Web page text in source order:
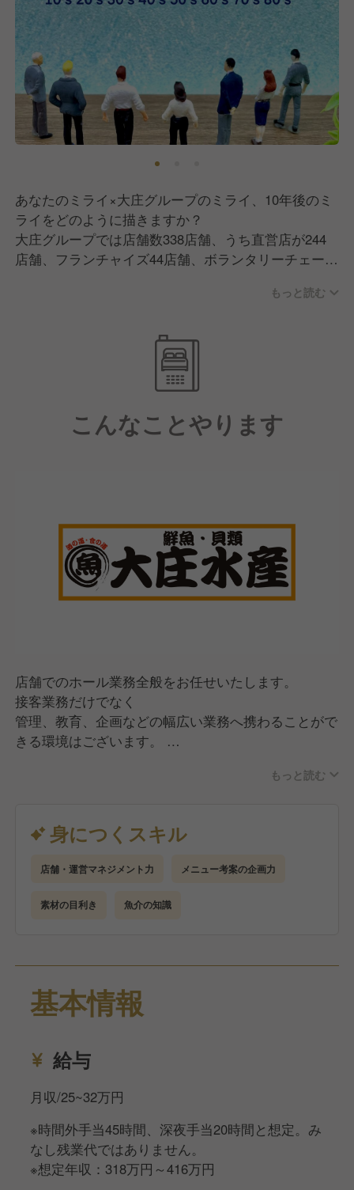
あなたのミライ×大庄グループのミライ、10年後のミ
ライをどのように描きますか？
大庄グループでは店舗数338店舗、うち直営店が244
店舗、フランチャイズ44店舗、ボランタリーチェーン
入社後、店舗にて活躍の中で、
大きな店舗で仕事をしたい、反対にお客様ひとり一人
に自分で対応できる小型店舗で働きたい、魚業態から
肉業態も経験してみたい、店長になりたい、社員独立
制度（≒ボランタリーチェーン制度）を利用して独立
したい、複数店舗の統括マネージャーになりたい、新
スタッフ一人ひとりの個性を活かし、自分のミライを
自ら創り出すことが実現できるので、あなたらしい理
想の環境が見つかるはずです！
もっと読む
こんなことやります
店舗でのホール業務全般をお任せいたします。
接客業務だけでなく
管理、教育、企画などの幅広い業務へ携わることがで
きる環境はございます。
大庄の一員として、一緒に食を通じてお客様と従業員
さんと共に喜んで頂ける
サービスの提供をしていきましょう。
もっと読む
身につくスキル
店舗・運営マネジメント力 メニュー考案の企画力
素材の目利き 魚介の知識
基本情報
給与
月収/25~32万円
※時間外手当45時間、深夜手当20時間と想定。み
なし残業代ではありません。
※想定年収：318万円～416万円